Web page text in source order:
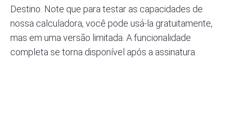
Destino. Note que para testar as capacidades de
nossa calculadora, você pode usá-la gratuitamente,
mas em uma versão limitada. A funcionalidade
completa se torna disponível após a assinatura.